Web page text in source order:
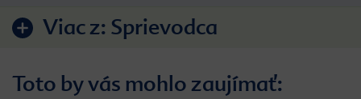
Viac z: Sprievodca
Toto by vás mohlo zaujímať: